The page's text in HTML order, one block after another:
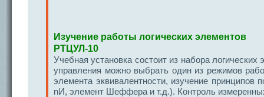
Изучение работы логических элементов
РТЦУЛ-10
Учебная установка состоит из набора
управления можно выбрать один из режимов
элемента эквивалентности, изучение
nИ, элемент Шеффера и т.д.). Контроль